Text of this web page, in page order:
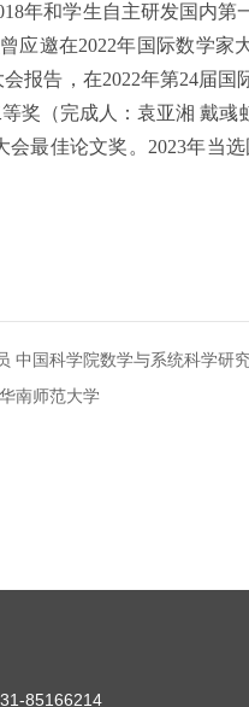
年和学生自主研发国内第
邀在2022年国际数学家
报告，在2022年第24届国
奖（完成人：袁亚湘 戴彧
最佳论文奖。2023年当
中国科学院数学与系统科学研
南师范大学
85166214